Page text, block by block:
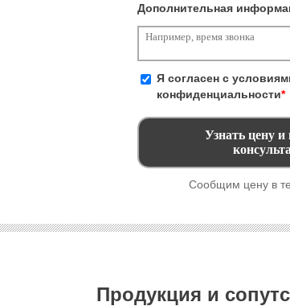
Дополнительная
Я согласен с
конфиденциальности*
Сообщим цену в
Продукция и